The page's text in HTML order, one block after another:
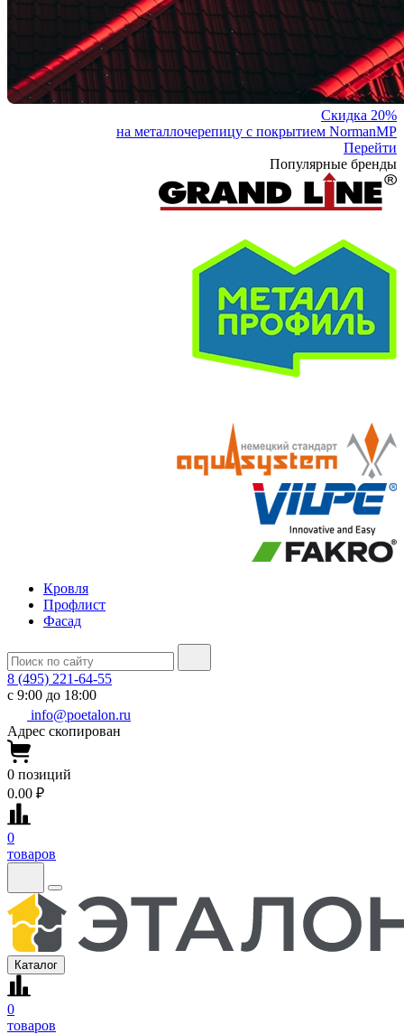
Скидка 20%
на металлочерепицу с покрытием NormanMP
Перейти
Популярные бренды
Кровля
Профлист
Фасад
8 (495) 221-64-55
с 9:00 до 18:00
info@poetalon.ru
Адрес скопирован
0 позиций
0.00 ₽
0
товаров
Каталог
0
товаров